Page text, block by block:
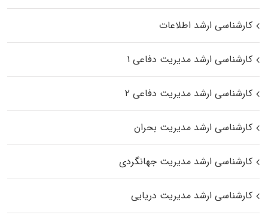
کارشناسی ارشد اطلاعات
کارشناسی ارشد مدیریت دفاعی ۱
کارشناسی ارشد مدیریت دفاعی ۲
کارشناسی ارشد مدیریت بحران
کارشناسی ارشد مدیریت جهانگردی
کارشناسی ارشد مدیریت دریایی